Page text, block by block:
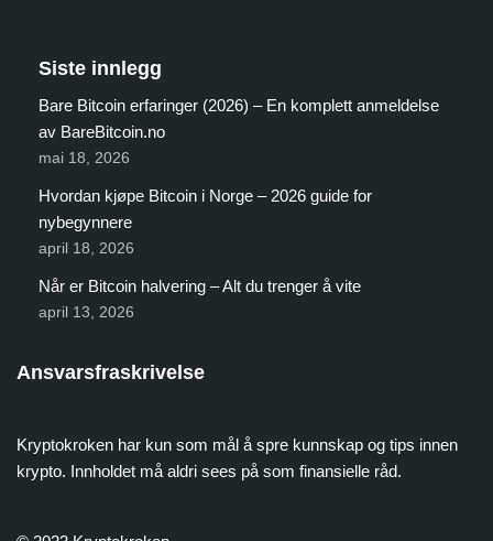
Siste innlegg
Bare Bitcoin erfaringer (2026) – En komplett anmeldelse
av BareBitcoin.no
mai 18, 2026
Hvordan kjøpe Bitcoin i Norge – 2026 guide for
nybegynnere
april 18, 2026
Når er Bitcoin halvering – Alt du trenger å vite
april 13, 2026
Ansvarsfraskrivelse
Kryptokroken har kun som mål å spre kunnskap og tips innen
krypto. Innholdet må aldri sees på som finansielle råd.